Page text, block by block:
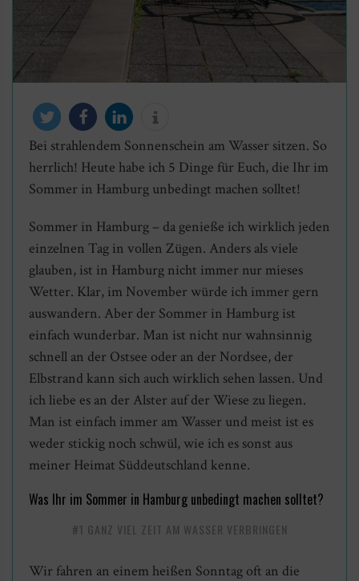
twittern teilen mitteileninfo
Bei strahlendem Sonnenschein am Wasser sitzen. So
herrlich! Heute habe ich 5 Dinge für Euch, die Ihr im
Sommer in Hamburg unbedingt machen solltet!
Sommer in Hamburg – da genieße ich wirklich jeden
einzelnen Tag in vollen Zügen. Anders als viele
glauben, ist in Hamburg nicht immer nur mieses
Wetter. Klar, im November würde ich immer gern
auswandern. Aber der Sommer in Hamburg ist
einfach wunderbar. Man ist nicht nur wahnsinnig
schnell an der Ostsee oder an der Nordsee, der
Elbstrand kann sich auch wirklich sehen lassen. Und
ich liebe es an der Alster auf der Wiese zu liegen.
Man ist einfach immer am Wasser und meist ist es
weder stickig noch schwül, wie ich es sonst aus
meiner Heimat Süddeutschland kenne.
Was Ihr im Sommer in Hamburg unbedingt machen solltet?
#1 GANZ VIEL ZEIT AM WASSER VERBRINGEN
Wir fahren an einem heißen Sonntag oft an die